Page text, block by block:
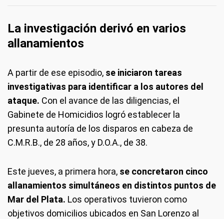
La investigación derivó en varios
allanamientos
A partir de ese episodio, se iniciaron tareas
investigativas para identificar a los autores del
ataque. Con el avance de las diligencias, el
Gabinete de Homicidios logró establecer la
presunta autoría de los disparos en cabeza de
C.M.R.B., de 28 años, y D.O.A., de 38.
Este jueves, a primera hora, se concretaron cinco
allanamientos simultáneos en distintos puntos de
Mar del Plata. Los operativos tuvieron como
objetivos domicilios ubicados en San Lorenzo al